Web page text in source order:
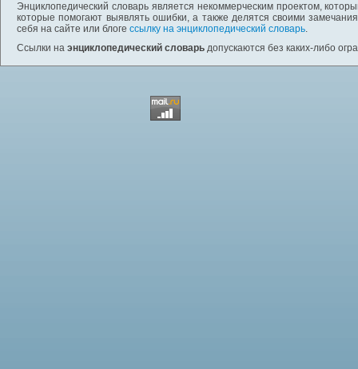
Энциклопедический словарь является некоммерческим проектом,
которые помогают выявлять ошибки, а также делятся своими
себя на сайте или блоге ссылку на энциклопедический словарь.
Ссылки на энциклопедический словарь допускаются без каких-либо